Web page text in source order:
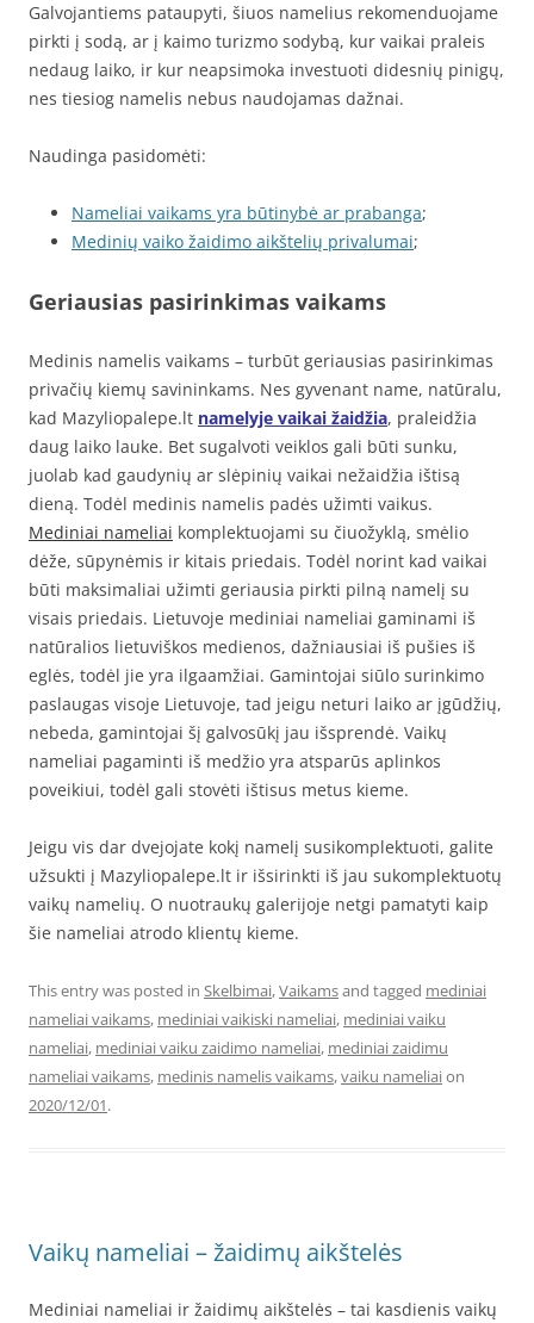
Galvojantiems pataupyti, šiuos namelius rekomenduojame
pirkti į sodą, ar į kaimo turizmo sodybą, kur vaikai praleis
nedaug laiko, ir kur neapsimoka investuoti didesnių pinigų,
nes tiesiog namelis nebus naudojamas dažnai.
Naudinga pasidomėti:
Nameliai vaikams yra būtinybė ar prabanga;
Medinių vaiko žaidimo aikštelių privalumai;
Geriausias pasirinkimas vaikams
Medinis namelis vaikams – turbūt geriausias pasirinkimas
privačių kiemų savininkams. Nes gyvenant name, natūralu,
kad Mazyliopalepe.lt namelyje vaikai žaidžia, praleidžia
daug laiko lauke. Bet sugalvoti veiklos gali būti sunku,
juolab kad gaudynių ar slėpinių vaikai nežaidžia ištisą
dieną. Todėl medinis namelis padės užimti vaikus.
Mediniai nameliai komplektuojami su čiuožyklą, smėlio
dėže, sūpynėmis ir kitais priedais. Todėl norint kad vaikai
būti maksimaliai užimti geriausia pirkti pilną namelį su
visais priedais. Lietuvoje mediniai nameliai gaminami iš
natūralios lietuviškos medienos, dažniausiai iš pušies iš
eglės, todėl jie yra ilgaamžiai. Gamintojai siūlo surinkimo
paslaugas visoje Lietuvoje, tad jeigu neturi laiko ar įgūdžių,
nebeda, gamintojai šį galvosūkį jau išsprendė. Vaikų
nameliai pagaminti iš medžio yra atsparūs aplinkos
poveikiui, todėl gali stovėti ištisus metus kieme.
Jeigu vis dar dvejojate kokį namelį susikomplektuoti, galite
užsukti į Mazyliopalepe.lt ir išsirinkti iš jau sukomplektuotų
vaikų namelių. O nuotraukų galerijoje netgi pamatyti kaip
šie nameliai atrodo klientų kieme.
This entry was posted in Skelbimai,Vaikamsand tagged mediniai
nameliai vaikams, mediniai vaikiski nameliai, mediniai vaiku
nameliai, mediniai vaiku zaidimo nameliai, mediniai zaidimu
nameliai vaikams, medinis namelis vaikams,vaiku nameliaion
2020/12/01.
Vaikų nameliai – žaidimų aikštelės
Mediniai nameliai ir žaidimų aikštelės – tai kasdienis vaikų